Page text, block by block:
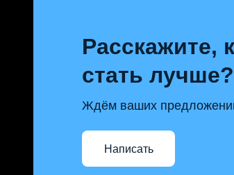
Расскажите,
стать лучше?
Ждём ваших
Написать